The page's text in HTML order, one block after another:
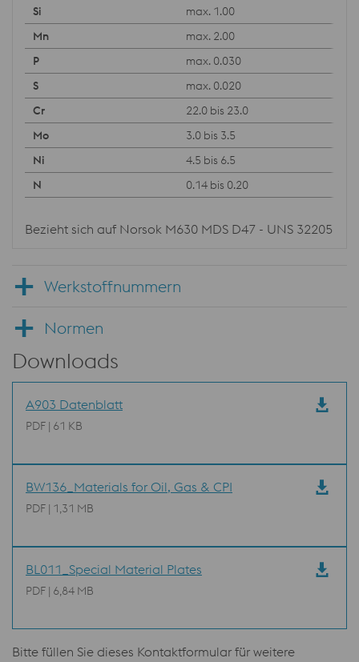
max. 1.00
max. 2.00
max. 0.030
max. 0.020
22.0 bis 23.0
3.0 bis 3.5
4.5 bis 6.5
0.14 bis 0.20
Bezieht sich auf Norsok M630 MDS D47 - UNS 32205
Werkstoffnummern
Normen
Downloads
A903 Datenblatt
PDF | 61 KB
BW136_Materials for Oil, Gas & CPI
PDF | 1,31 MB
BL011_Special Material Plates
PDF | 6,84 MB
Bitte füllen Sie dieses Kontaktformular für weitere